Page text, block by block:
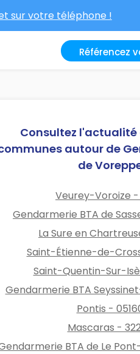
sur votre téléphone !
Référencez
Consultez l'actualité
autour de
de
Veurey-Voroize -
Gendarmerie BTA de
La Sure en
Saint-Étienne-de-
Saint-Quentin-Sur-
Gendarmerie BTA
Pontis -
Mascaras -
BTA de Le